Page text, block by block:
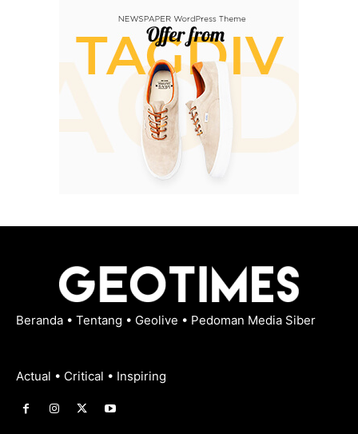
Beranda • Tentang • Geolive • Pedoman Media Siber
Actual • Critical • Inspiring